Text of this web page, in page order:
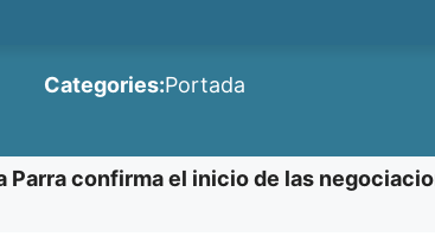
Categories:Portada
Parra confirma el inicio de las